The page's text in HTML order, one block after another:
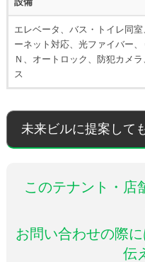
エレベータ、バス・トイレ同
ーネット対応、光ファイバー
Ｎ、オートロック、防犯カメ
ス
未来ビルに提案して
このテナント・店
お問い合わせの際
伝